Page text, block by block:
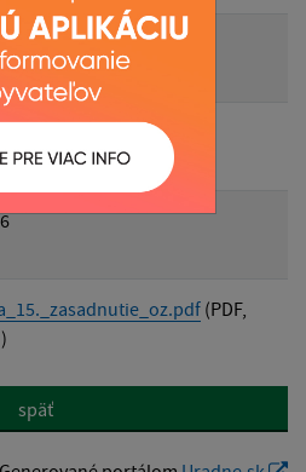
Reset
OZ
(PDF,
späť